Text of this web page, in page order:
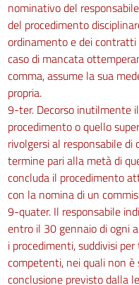
nominativo del
del procedimento
ordinamento e dei
caso di mancata
comma, assume la sua
propria.
9-ter. Decorso inutilmente
procedimento o quello
rivolgersi al responsabile
termine pari alla metà di
concluda il procedimento
con la nomina di un
9-quater. Il responsabile
entro il 30 gennaio di ogni
i procedimenti, suddivisi
competenti, nei quali non
conclusione previsto dalla